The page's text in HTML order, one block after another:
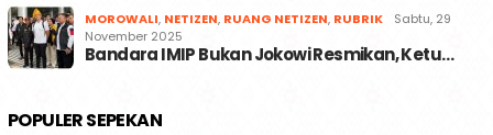
MOROWALI, NETIZEN, RUANG NETIZEN, RUBRIK
Sabtu, 29
November 2025
Bandara IMIP Bukan Jokowi Resmikan, Ketu…
POPULER SEPEKAN